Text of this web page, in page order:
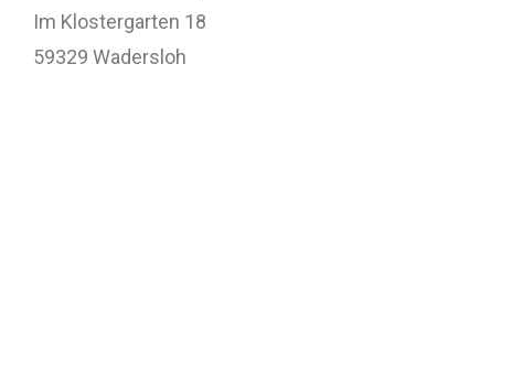
Im Klostergarten 18
59329 Wadersloh